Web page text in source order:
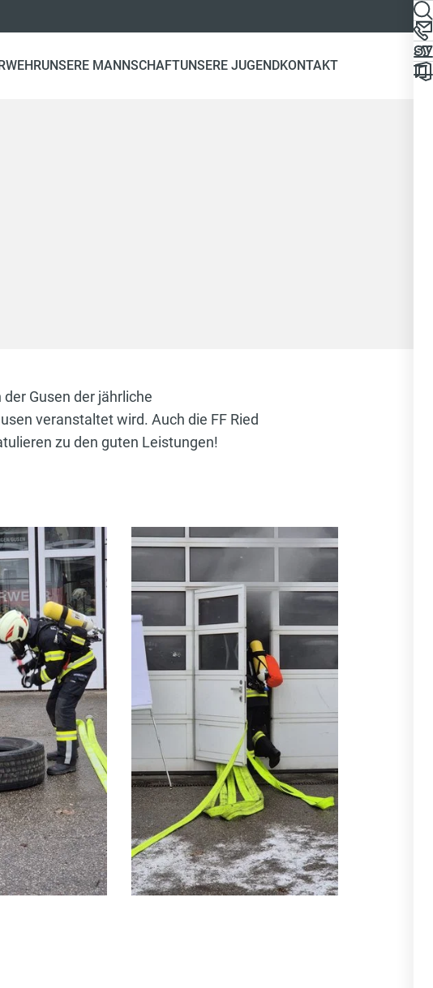
UNSERE MANNSCHAFTUNSERE JUGENDKONTAKT
Gusen der jährliche
veranstaltet wird. Auch die FF Ried
zu den guten Leistungen!